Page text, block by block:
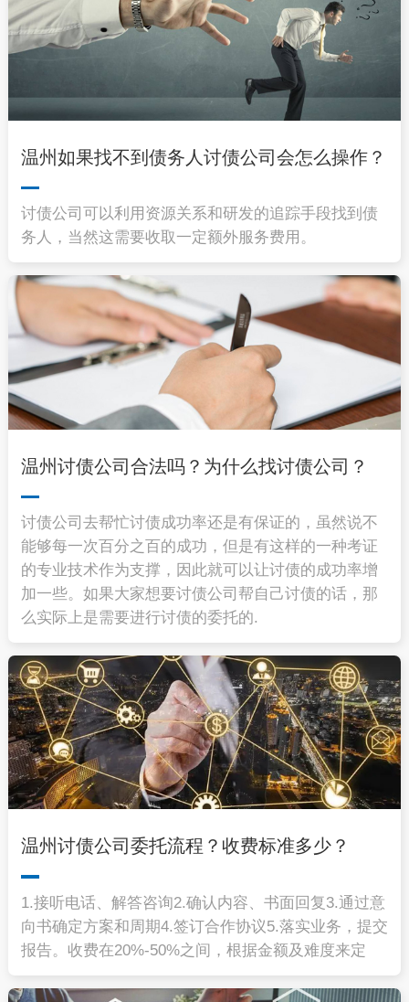
温州如果找不到债务人讨债公司会怎么操作？
讨债公司可以利用资源关系和研发的追踪手段找到债
务人，当然这需要收取一定额外服务费用。
温州讨债公司合法吗？为什么找讨债公司？
讨债公司去帮忙讨债成功率还是有保证的，虽然说不
能够每一次百分之百的成功，但是有这样的一种考证
的专业技术作为支撑，因此就可以让讨债的成功率增
加一些。如果大家想要讨债公司帮自己讨债的话，那
么实际上是需要进行讨债的委托的.
温州讨债公司委托流程？收费标准多少？
1.接听电话、解答咨询2.确认内容、书面回复3.通过意
向书确定方案和周期4.签订合作协议5.落实业务，提交
报告。收费在20%-50%之间，根据金额及难度来定